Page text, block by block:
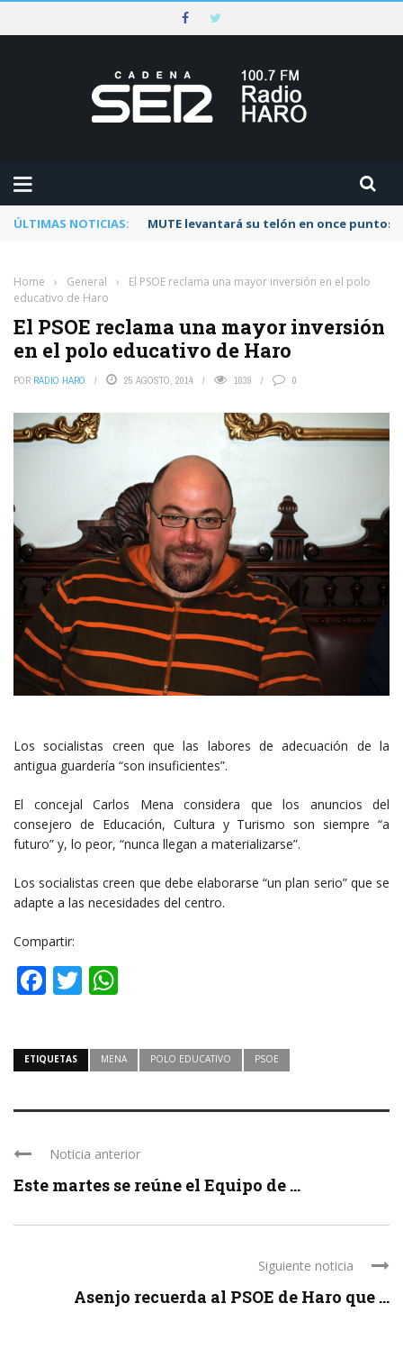
ÚLTIMAS NOTICIAS: MUTE levantará su telón en once puntos
Home › General ›
El PSOE reclama una mayor inversión en el polo
educativo de Haro
El PSOE reclama una mayor inversión
en el polo educativo de Haro
POR RADIO HARO 25 AGOSTO, 2014 1039 0
Los socialistas creen que las labores de adecuación de la
antigua guardería “son insuficientes”.
El concejal Carlos Mena considera que los anuncios del
consejero de Educación, Cultura y Turismo son siempre “a
futuro” y, lo peor, “nunca llegan a materializarse”.
Los socialistas creen que debe elaborarse “un plan serio” que se
adapte a las necesidades del centro.
Compartir:
Facebook
Twitter
ETIQUETAS MENA POLO EDUCATIVO PSOE
Noticia anterior
Este martes se reúne el Equipo de ...
Siguiente noticia
Asenjo recuerda al PSOE de Haro que ...